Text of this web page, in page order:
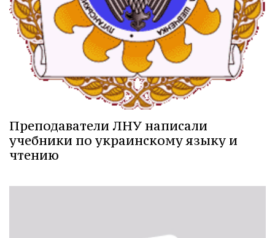
Преподаватели ЛНУ написали
учебники по украинскому языку и
чтению